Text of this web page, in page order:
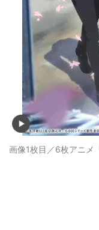
画像1枚目／6枚アニメ